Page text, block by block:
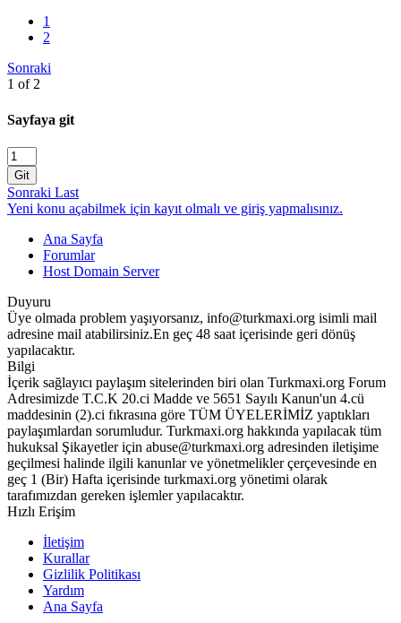
1
2
Sonraki
1 of 2
Sayfaya git
Git
Sonraki Last
Yeni konu açabilmek için kayıt olmalı ve giriş yapmalısınız.
Ana Sayfa
Forumlar
Host Domain Server
Duyuru
Üye olmada problem yaşıyorsanız, info@turkmaxi.org isimli mail
adresine mail atabilirsiniz.En geç 48 saat içerisinde geri dönüş
yapılacaktır.
Bilgi
İçerik sağlayıcı paylaşım sitelerinden biri olan Turkmaxi.org Forum
Adresimizde T.C.K 20.ci Madde ve 5651 Sayılı Kanun'un 4.cü
maddesinin (2).ci fıkrasına göre TÜM ÜYELERİMİZ yaptıkları
paylaşımlardan sorumludur. Turkmaxi.org hakkında yapılacak tüm
hukuksal Şikayetler için abuse@turkmaxi.org adresinden iletişime
geçilmesi halinde ilgili kanunlar ve yönetmelikler çerçevesinde en
geç 1 (Bir) Hafta içerisinde turkmaxi.org yönetimi olarak
tarafımızdan gereken işlemler yapılacaktır.
Hızlı Erişim
İletişim
Kurallar
Gizlilik Politikası
Yardım
Ana Sayfa